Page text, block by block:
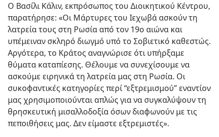
Ο Βασίλι Κάλιν, εκπρόσωπος του Διοικητικού Κέντρου,
παρατήρησε: «Οι Μάρτυρες του Ιεχωβά ασκούν τη
λατρεία τους στη Ρωσία από τον 19ο αιώνα και
υπέμειναν σκληρό διωγμό υπό το Σοβιετικό καθεστώς.
Αργότερα, το Κράτος αναγνώρισε ότι υπήρξαμε
θύματα καταπίεσης. Θέλουμε να συνεχίσουμε να
ασκούμε ειρηνικά τη λατρεία μας στη Ρωσία. Οι
συκοφαντικές κατηγορίες περί “εξτρεμισμού” εναντίον
μας χρησιμοποιούνται απλώς για να συγκαλύψουν τη
θρησκευτική μισαλλοδοξία όσων διαφωνούν με τις
πεποιθήσεις μας. Δεν είμαστε εξτρεμιστές».